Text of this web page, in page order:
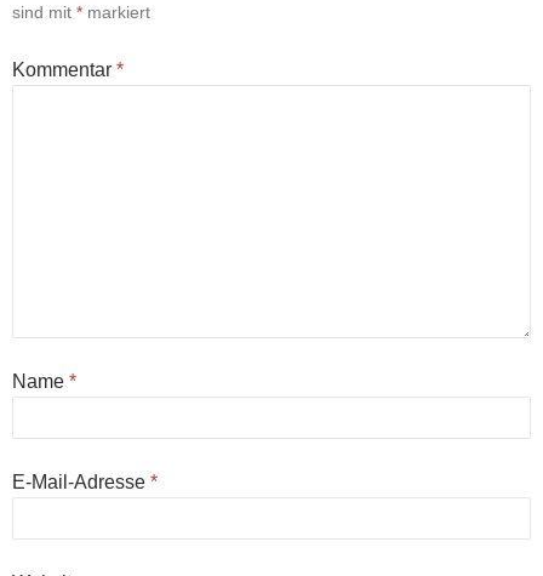
sind mit * markiert
Kommentar *
Name *
E-Mail-Adresse *